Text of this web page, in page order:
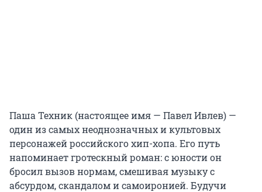
Паша Техник (настоящее имя — Павел Ивлев) —
один из самых неоднозначных и культовых
персонажей российского хип-хопа. Его путь
напоминает гротескный роман: с юности он
бросил вызов нормам, смешивая музыку с
абсурдом, скандалом и самоиронией. Будучи